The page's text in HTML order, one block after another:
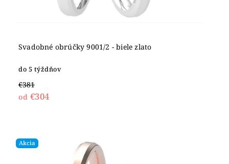
Svadobné obrúčky 9001/2 - biele zlato
do 5 týždňov
€381
od €304
Akcia